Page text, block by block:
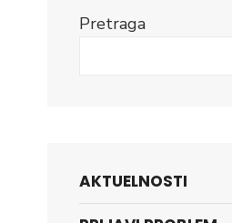
Pretraga
AKTUELNOSTI